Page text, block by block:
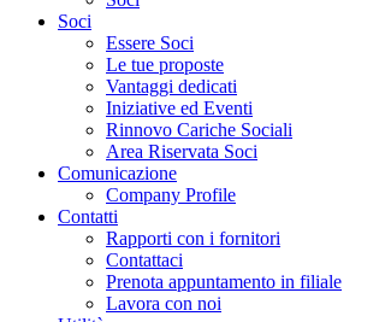
Soci
Essere Soci
Le tue proposte
Vantaggi dedicati
Iniziative ed Eventi
Rinnovo Cariche Sociali
Area Riservata Soci
Comunicazione
Company Profile
Contatti
Rapporti con i fornitori
Contattaci
Prenota appuntamento in filiale
Lavora con noi